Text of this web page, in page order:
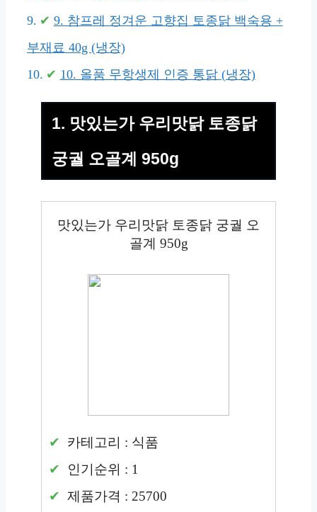
9. 참프레 정겨운 고향집 토종닭 백숙용 +
부재료 40g (냉장)
10. 올품 무항생제 인증 통닭 (냉장)
1. 맛있는가 우리맛닭 토종닭
궁궐 오골계 950g
맛있는가 우리맛닭 토종닭 궁궐 오
골계 950g
카테고리 : 식품
인기순위 : 1
제품가격 : 25700